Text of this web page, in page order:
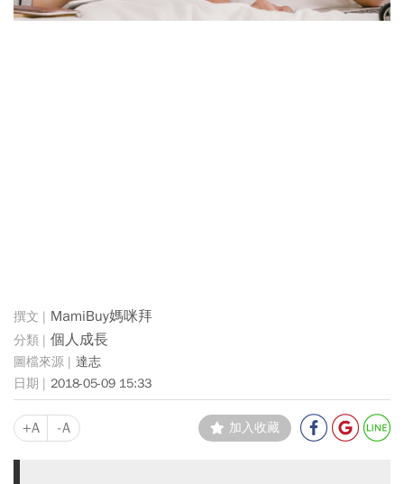
MamiBuy媽咪拜
個人成長
達志
2018-05-09 15:33
+A -A 加入收藏